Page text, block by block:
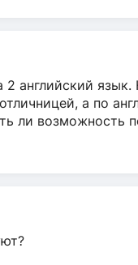
английский язык.
а по
ли возможность